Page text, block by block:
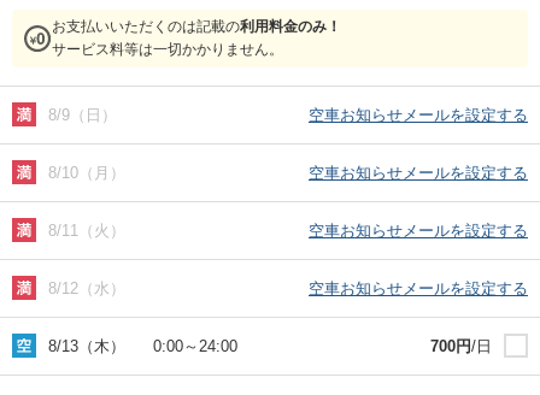
お支払いいただくのは記載の利用料金のみ！
サービス料等は一切かかりません。
8/9（日） 空車お知らせメールを設定する
8/10（月） 空車お知らせメールを設定する
8/11（火） 空車お知らせメールを設定する
8/12（水） 空車お知らせメールを設定する
8/13（木） 0:00～ 24:00 700円/日